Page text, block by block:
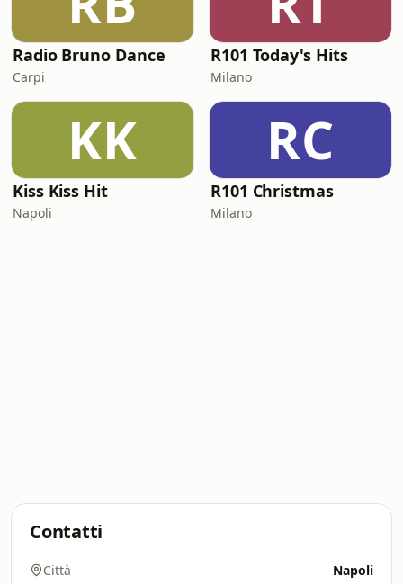
Radio Bruno Dance
Carpi
R101 Today's Hits
Milano
KK
Kiss Kiss Hit
Napoli
RC
R101 Christmas
Milano
Contatti
Città Napoli